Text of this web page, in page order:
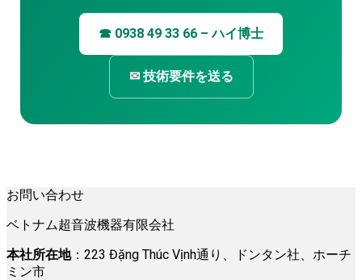
☎ 0938 49 33 66 – ハイ博士
✉ 技術要件を送る
お問い合わせ
ベトナム超音波機器有限会社
本社所在地：223 Đặng Thúc Vịnh通り、ドンタン社、ホーチ
ミン市